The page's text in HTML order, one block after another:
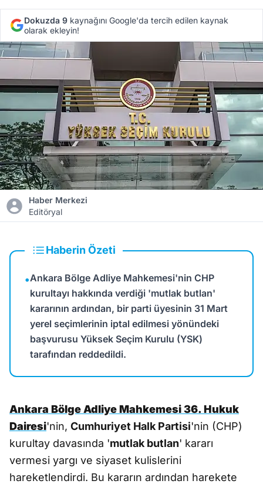
Dokuzda 9 kaynağını Google'da tercih edilen kaynak
olarak ekleyin!
Haber Merkezi
Editöryal
Haberin Özeti
•Ankara Bölge Adliye Mahkemesi'nin CHP
kurultayı hakkında verdiği 'mutlak butlan'
kararının ardından, bir parti üyesinin 31 Mart
yerel seçimlerinin iptal edilmesi yönündeki
başvurusu Yüksek Seçim Kurulu (YSK)
tarafından reddedildi.
Ankara Bölge Adliye Mahkemesi 36. Hukuk
Dairesi'nin, Cumhuriyet Halk Partisi'nin (CHP)
kurultay davasında 'mutlak butlan' kararı
vermesi yargı ve siyaset kulislerini
hareketlendirdi. Bu kararın ardından harekete